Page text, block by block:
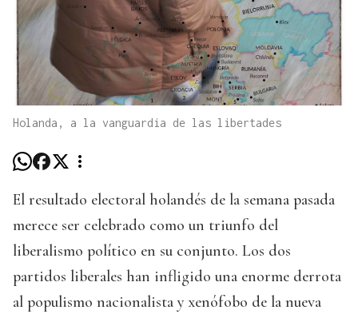
Holanda, a la vanguardia de las libertades
El resultado electoral holandés de la semana pasada
merece ser celebrado como un triunfo del
liberalismo político en su conjunto. Los dos
partidos liberales han infligido una enorme derrota
al populismo nacionalista y xenófobo de la nueva